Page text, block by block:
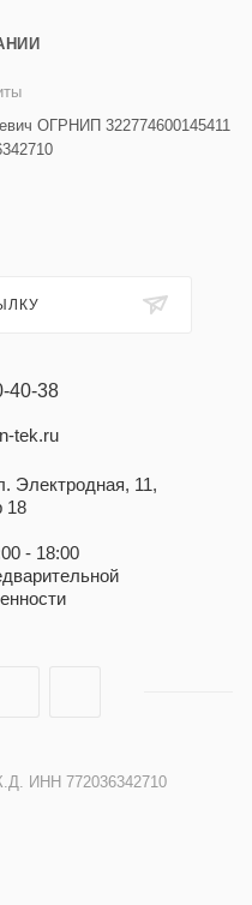
ОГРНИП 322774600145411
40-38
tek.ru
Электродная, 11,
18
- 18:00
ИНН 772036342710